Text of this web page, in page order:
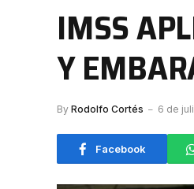
IMSS
Y
By Rodolfo Cortés 6 de
Facebook